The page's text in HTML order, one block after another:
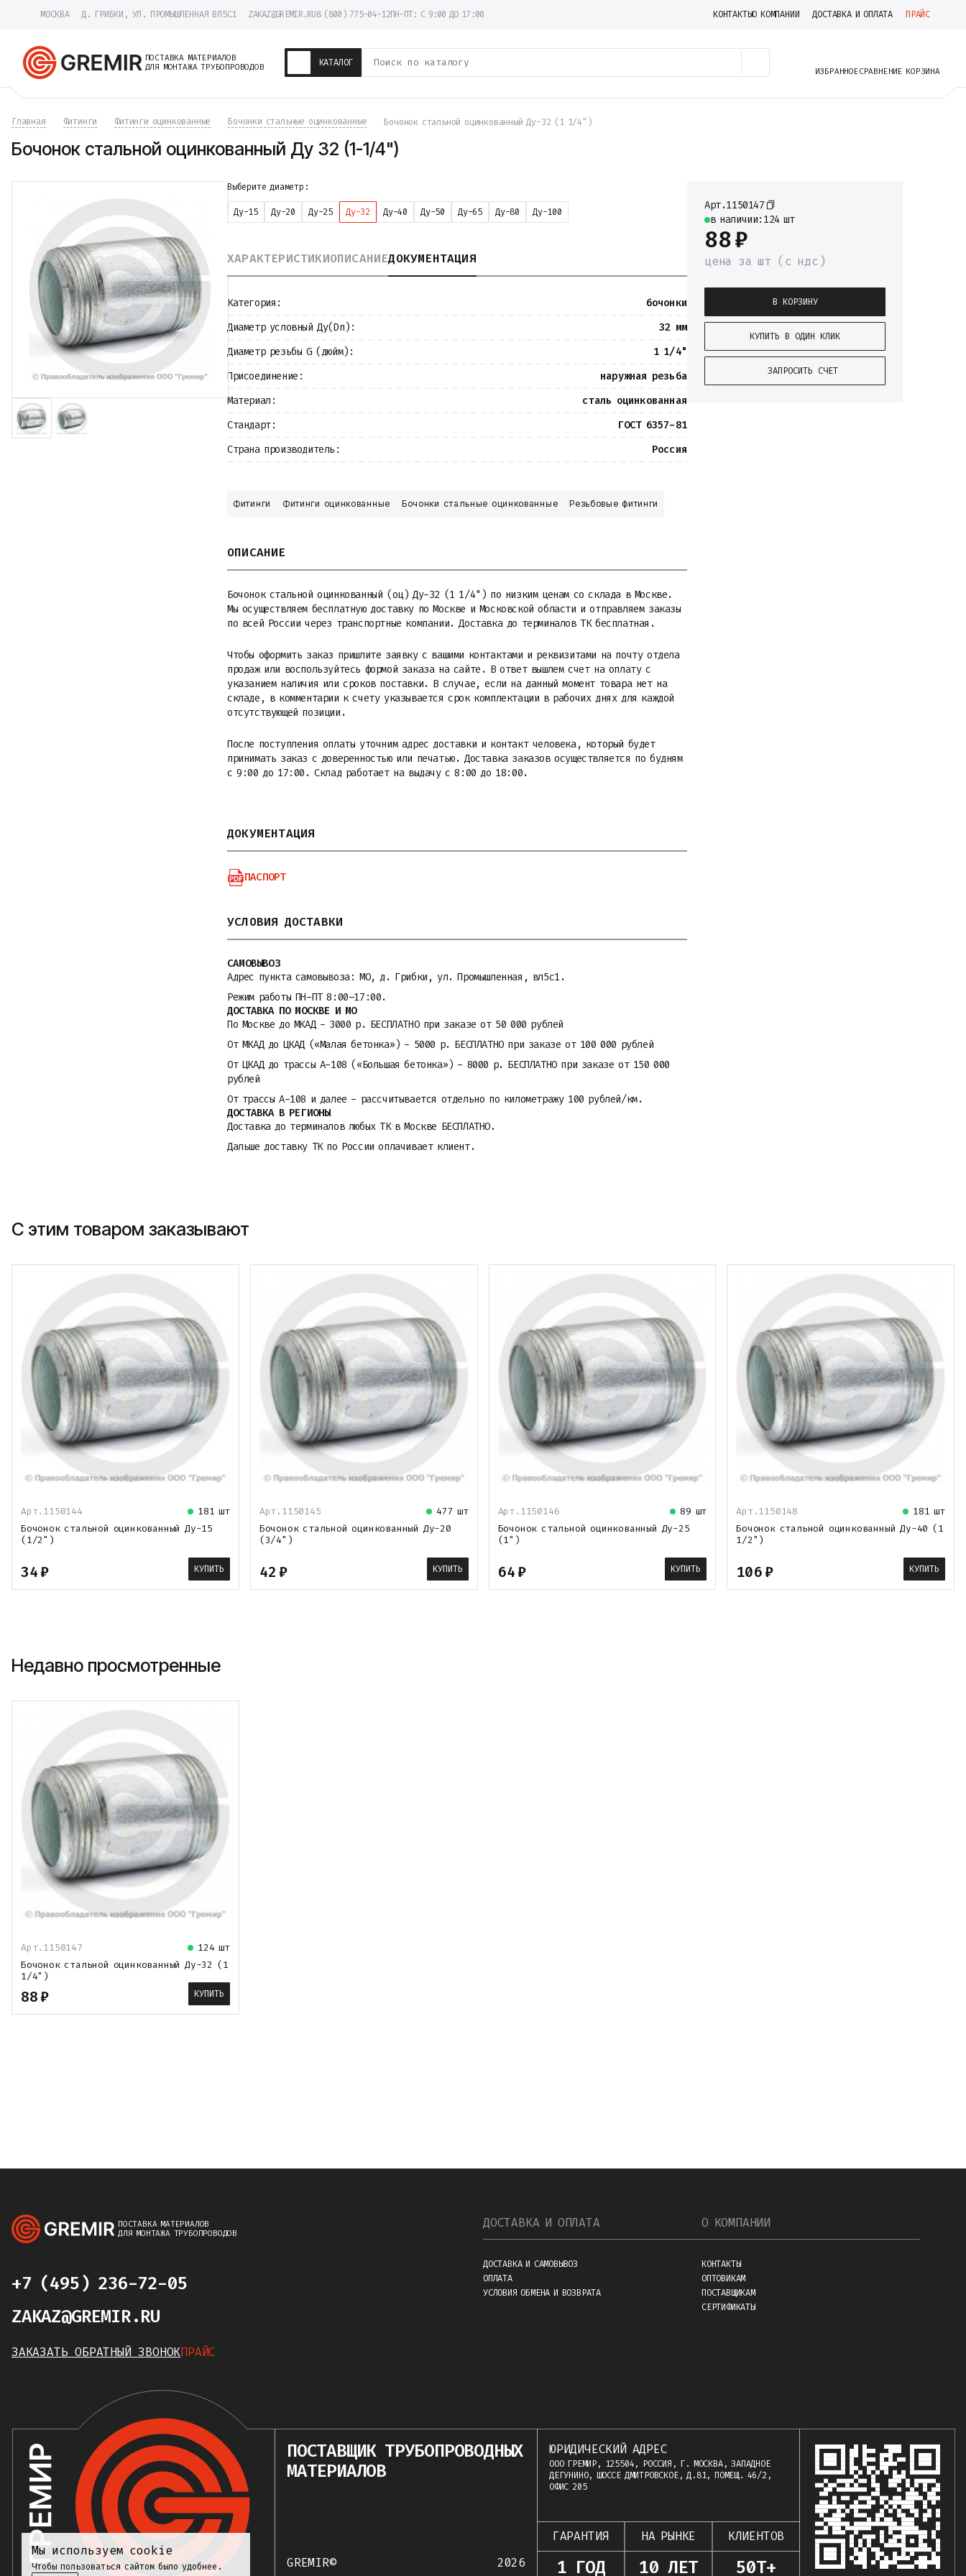
Мы используем cookie
Чтобы пользоваться сайтом было удобнее.
МОСКВА Д. ГРИБКИ, УЛ. ПРОМЫШЛЕННАЯ ВЛ5С1 ZAKAZ@GREMIR.RU8 (800) 775-04-12ПН-ПТ: С 9:00 ДО 17:00 КОНТАКТЫО КОМПАНИИ ДОСТАВКА И ОПЛАТА ПРАЙС
ПОСТАВКА МАТЕРИАЛОВ
ДЛЯ МОНТАЖА ТРУБОПРОВОДОВ
КАТАЛОГ
ИЗБРАННОЕСРАВНЕНИЕ КОРЗИНА
Трубы
Хомуты
Фитинги
Фланцы
Заглушки
Задвижки
Краны
Затворы
Клапаны
Фильтры
Компенсаторы
Фасонные части
Крепеж
Прокладки и уплотнения
Теплоизоляция
Металлопрокат
Баки
Детали трубопроводов
Водомерные узлы
Главная Фитинги Фитинги оцинкованные Бочонки стальные оцинкованные Бочонок стальной оцинкованный Ду-32 (1 1/4")
Бочонок стальной оцинкованный Ду 32 (1-1/4")
Выберите диаметр:
Ду-15 Ду-20 Ду-25 Ду-32 Ду-40 Ду-50 Ду-65 Ду-80 Ду-100
ХАРАКТЕРИСТИКИОПИСАНИЕДОКУМЕНТАЦИЯ
Категория:
бочонки
Диаметр условный Ду(Dn):
32 мм
Диаметр резьбы G (дюйм):
1 1/4"
Присоединение:
наружная резьба
Материал:
сталь оцинкованная
Стандарт:
ГОСТ 6357-81
Страна производитель:
Россия
Фитинги Фитинги оцинкованные Бочонки стальные оцинкованные Резьбовые фитинги
ОПИСАНИЕ
Бочонок стальной оцинкованный (оц) Ду-32 (1 1/4") по низким ценам со склада в Москве.
Мы осуществляем бесплатную доставку по Москве и Московской области и отправляем заказы
по всей России через транспортные компании. Доставка до терминалов ТК бесплатная.
Чтобы оформить заказ пришлите заявку с вашими контактами и реквизитами на почту отдела
продаж или воспользуйтесь формой заказа на сайте. В ответ вышлем счет на оплату с
указанием наличия или сроков поставки. В случае, если на данный момент товара нет на
складе, в комментарии к счету указывается срок комплектации в рабочих днях для каждой
отсутствующей позиции.
После поступления оплаты уточним адрес доставки и контакт человека, который будет
принимать заказ с доверенностью или печатью. Доставка заказов осуществляется по будням
с 9:00 до 17:00. Склад работает на выдачу с 8:00 до 18:00.
ДОКУМЕНТАЦИЯ
ПАСПОРТ
УСЛОВИЯ ДОСТАВКИ
САМОВЫВОЗ
Адрес пункта самовывоза: МО, д. Грибки, ул. Промышленная, вл5с1.
Режим работы ПН-ПТ 8:00–17:00.
ДОСТАВКА ПО МОСКВЕ И МО
По Москве до МКАД - 3000 р. БЕСПЛАТНО при заказе от 50 000 рублей
От МКАД до ЦКАД («Малая бетонка») - 5000 р. БЕСПЛАТНО при заказе от 100 000 рублей
От ЦКАД до трассы A-108 («Большая бетонка») - 8000 р. БЕСПЛАТНО при заказе от 150 000
рублей
От трассы A-108 и далее - рассчитывается отдельно по километражу 100 рублей/км.
ДОСТАВКА В РЕГИОНЫ
Доставка до терминалов любых ТК в Москве БЕСПЛАТНО.
Дальше доставку ТК по России оплачивает клиент.
Арт.1150147
в наличии: 124 шт
88₽
цена за шт (c ндс)
В КОРЗИНУ
КУПИТЬ В ОДИН КЛИК
ЗАПРОСИТЬ СЧЕТ
С этим товаром заказывают
Арт.1150144
181 шт
Бочонок стальной оцинкованный Ду-15
(1/2")
34₽ КУПИТЬ
Арт.1150145
477 шт
Бочонок стальной оцинкованный Ду-20
(3/4")
42₽ КУПИТЬ
Арт.1150146
89 шт
Бочонок стальной оцинкованный Ду-25
(1")
64₽ КУПИТЬ
Арт.1150148
181 шт
Бочонок стальной оцинкованный Ду-40 (1
1/2")
106₽ КУПИТЬ
Недавно просмотренные
Арт. 1150147
124 шт
Бочонок стальной оцинкованный Ду-32 (1
1/4")
88₽ КУПИТЬ
ПОСТАВКА МАТЕРИАЛОВ
ДЛЯ МОНТАЖА ТРУБОПРОВОДОВ
+7 (495) 236-72-05
ZAKAZ@GREMIR.RU
ЗАКАЗАТЬ ОБРАТНЫЙ ЗВОНОКПРАЙС
О КОМПАНИИ
КОНТАКТЫ
ОПТОВИКАМ
ПОСТАВЩИКАМ
СЕРТИФИКАТЫ
ДОСТАВКА И ОПЛАТА
ДОСТАВКА И САМОВЫВОЗ
ОПЛАТА
УСЛОВИЯ ОБМЕНА И ВОЗВРАТА
ПОСТАВЩИК ТРУБОПРОВОДНЫХ
МАТЕРИАЛОВ
GREMIR© 2026
ЮРИДИЧЕСКИЙ АДРЕС
ООО ГРЕМИР, 125504, РОССИЯ, Г. МОСКВА, ЗАПАДНОЕ
ДЕГУНИНО, ШОССЕ ДМИТРОВСКОЕ, Д.81, ПОМЕЩ. 46/2,
ОФИС 205
ГАРАНТИЯ
1 ГОД
НА РЫНКЕ
10 ЛЕТ
КЛИЕНТОВ
50Т+